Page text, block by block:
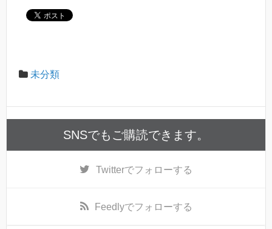
未分類
SNSでもご購読できます。
Twitterでフォローする
Feedlyでフォローする